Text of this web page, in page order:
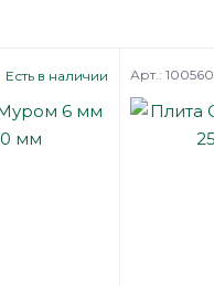
Есть в наличии Арт.: 100560